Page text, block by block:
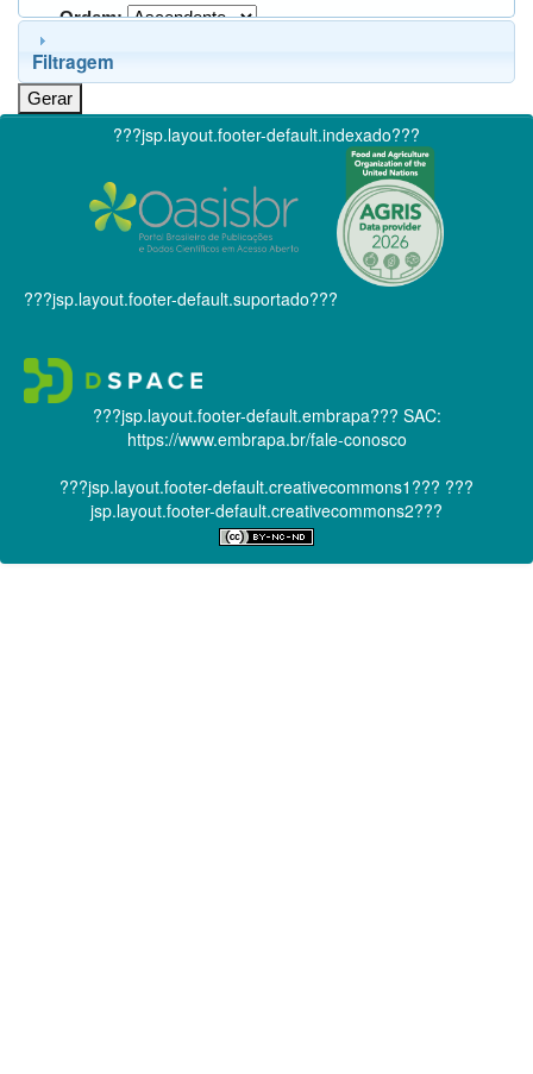
Ordem:
Filtragem
???jsp.layout.footer-default.indexado???
???jsp.layout.footer-default.suportado???
???jsp.layout.footer-default.embrapa??? SAC:
https://www.embrapa.br/fale-conosco
???jsp.layout.footer-default.creativecommons1??? ???
jsp.layout.footer-default.creativecommons2???